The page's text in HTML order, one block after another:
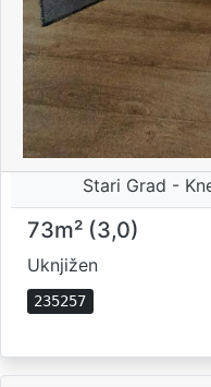
Stari Grad -
73m² (3,0)
Uknjižen
235257